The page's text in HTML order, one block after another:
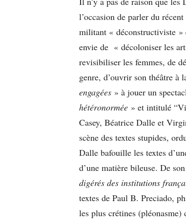
l’occasion de parler du
militant « déconstructiviste »
envie de « décoloniser les
revisibiliser les femmes, de
genre, d’ouvrir son théâtre
engagées » à jouer un
hétéronormée » et intitulé
Casey, Béatrice Dalle et
scène des textes stupides,
Dalle bafouille les textes
d’une matière bileuse. De
digérés des institutions
textes de Paul B. Preciado,
les plus crétines